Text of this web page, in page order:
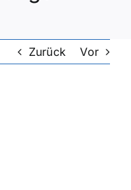
Zurück Vor